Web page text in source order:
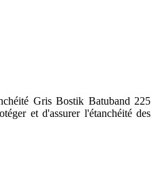
Gris Bostik Batuband 225
et d'assurer l'étanchéité des